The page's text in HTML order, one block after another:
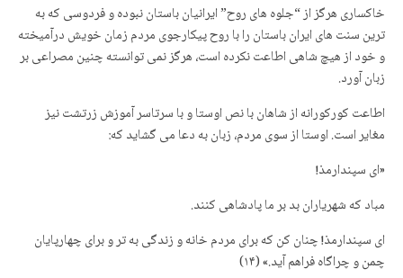
خاکساری هرگز از “جلوه های روح” ایرانیان باستان نبوده و فردوسی که به
ترین سنت های ایران باستان را با روح پیکارجوی مردم زمان خویش درآمیخته
و خود از هیچ شاهی اطاعت نکرده است، هرگز نمی توانسته چنین مصراعی بر
زبان آورد.
اطاعت کورکورانه از شاهان با نص اوستا و با سرتاسر آموزش زرتشت نیز
مغایر است. اوستا از سوی مردم، زبان به دعا می گشاید که:
«ای سپندارمذ!
مباد که شهریاران بد بر ما پادشاهی کنند.
ای سپندارمذ! چنان کن که برای مردم خانه و زندگی به تر و برای چهارپایان
چمن و چراگاه فراهم آید.» (۱۴)